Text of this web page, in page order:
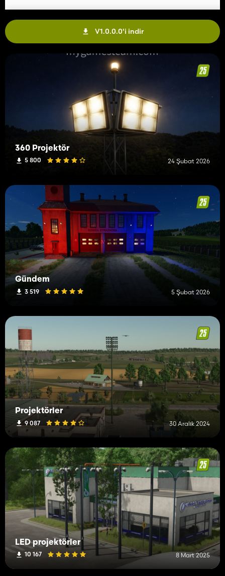
V1.0.0.0'i indir
360 Projektör
5 800 24 Şubat 2026
Gündem
3 519 5 Şubat 2026
Projektörler
9 087 30 Aralık 2024
LED projektörler
10 167 8 Mart 2025